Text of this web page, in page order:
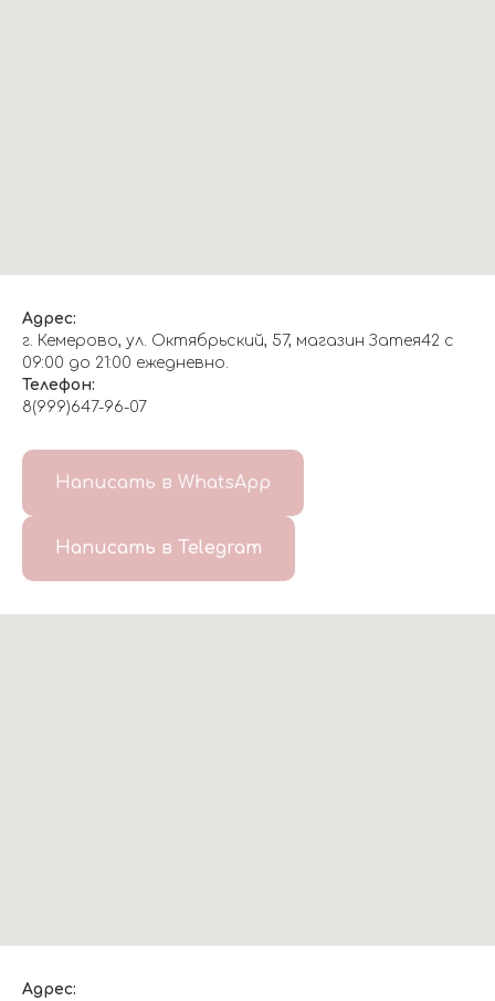
Адрес:
г. Кемерово, ул. Октябрьский, 57, магазин Затея42 с
09:00 до 21:00 ежедневно.
Телефон:
8(999)647-96-07
Написать в WhatsApp
Написать в Telegram
Адрес: